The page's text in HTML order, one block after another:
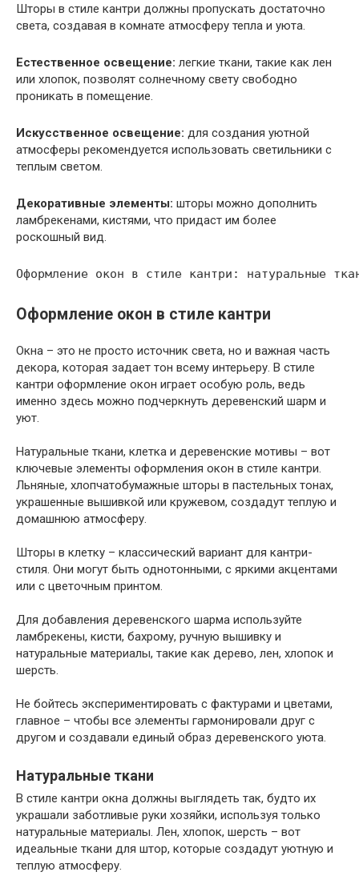
Шторы в стиле кантри должны пропускать достаточно
света, создавая в комнате атмосферу тепла и уюта.
Естественное освещение: легкие ткани, такие как лен
или хлопок, позволят солнечному свету свободно
проникать в помещение.
Искусственное освещение: для создания уютной
атмосферы рекомендуется использовать светильники с
теплым светом.
Декоративные элементы: шторы можно дополнить
ламбрекенами, кистями, что придаст им более
роскошный вид.
Оформление окон в стиле кантри
Окна – это не просто источник света, но и важная часть
декора, которая задает тон всему интерьеру. В стиле
кантри оформление окон играет особую роль, ведь
именно здесь можно подчеркнуть деревенский шарм и
уют.
Натуральные ткани, клетка и деревенские мотивы – вот
ключевые элементы оформления окон в стиле кантри.
Льняные, хлопчатобумажные шторы в пастельных тонах,
украшенные вышивкой или кружевом, создадут теплую и
домашнюю атмосферу.
Шторы в клетку – классический вариант для кантри-
стиля. Они могут быть однотонными, с яркими акцентами
или с цветочным принтом.
Для добавления деревенского шарма используйте
ламбрекены, кисти, бахрому, ручную вышивку и
натуральные материалы, такие как дерево, лен, хлопок и
шерсть.
Не бойтесь экспериментировать с фактурами и цветами,
главное – чтобы все элементы гармонировали друг с
другом и создавали единый образ деревенского уюта.
Натуральные ткани
В стиле кантри окна должны выглядеть так, будто их
украшали заботливые руки хозяйки, используя только
натуральные материалы. Лен, хлопок, шерсть – вот
идеальные ткани для штор, которые создадут уютную и
теплую атмосферу.